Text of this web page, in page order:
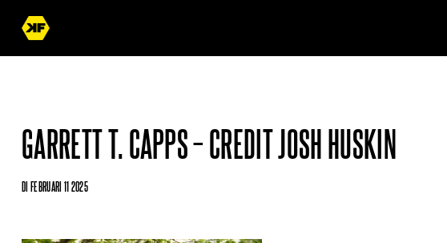
GARRETT T. CAPPS – CREDIT JOSH HUSKIN
DI FEBRUARI 11 2025